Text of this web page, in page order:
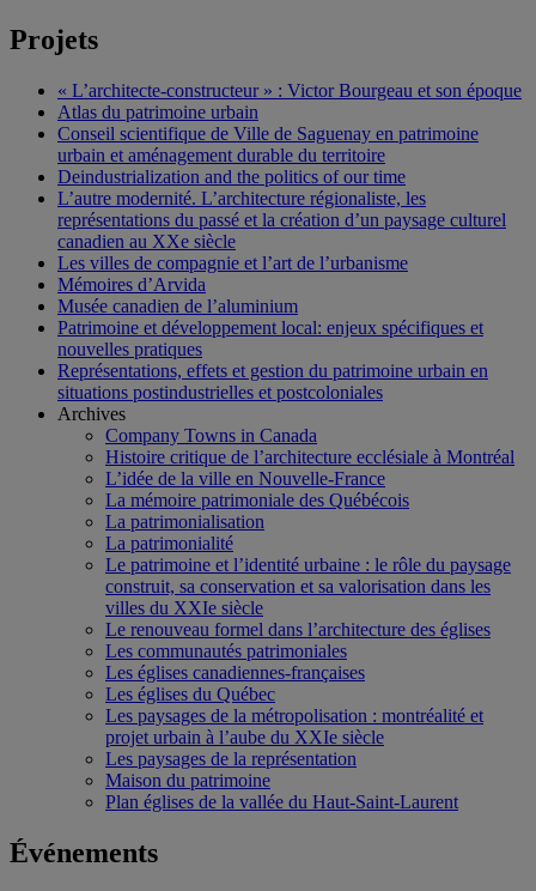
Projets
« L’architecte-constructeur » : Victor Bourgeau et son époque
Atlas du patrimoine urbain
Conseil scientifique de Ville de Saguenay en patrimoine
urbain et aménagement durable du territoire
Deindustrialization and the politics of our time
L’autre modernité. L’architecture régionaliste, les
représentations du passé et la création d’un paysage culturel
canadien au XXe siècle
Les villes de compagnie et l’art de l’urbanisme
Mémoires d’Arvida
Musée canadien de l’aluminium
Patrimoine et développement local: enjeux spécifiques et
nouvelles pratiques
Représentations, effets et gestion du patrimoine urbain en
situations postindustrielles et postcoloniales
Archives
Company Towns in Canada
Histoire critique de l’architecture ecclésiale à Montréal
L’idée de la ville en Nouvelle-France
La mémoire patrimoniale des Québécois
La patrimonialisation
La patrimonialité
Le patrimoine et l’identité urbaine : le rôle du paysage
construit, sa conservation et sa valorisation dans les
villes du XXIe siècle
Le renouveau formel dans l’architecture des églises
Les communautés patrimoniales
Les églises canadiennes-françaises
Les églises du Québec
Les paysages de la métropolisation : montréalité et
projet urbain à l’aube du XXIe siècle
Les paysages de la représentation
Maison du patrimoine
Plan églises de la vallée du Haut-Saint-Laurent
Événements